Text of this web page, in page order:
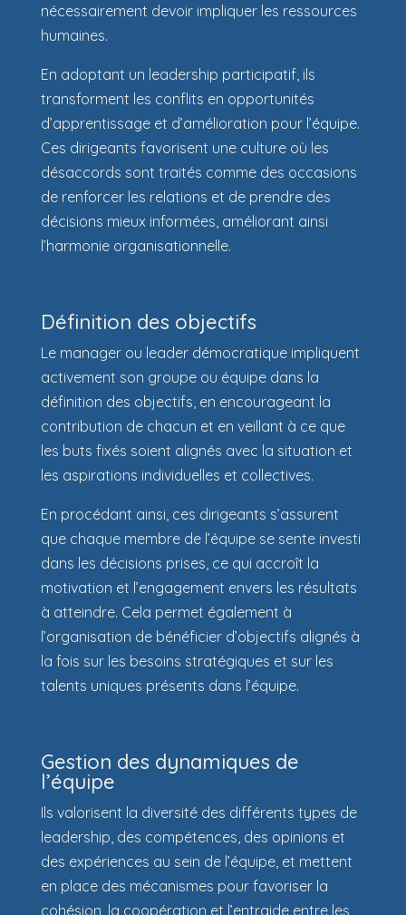
nécessairement devoir impliquer les ressources
humaines.
En adoptant un leadership participatif, ils
transforment les conflits en opportunités
d’apprentissage et d’amélioration pour l’équipe.
Ces dirigeants favorisent une culture où les
désaccords sont traités comme des occasions
de renforcer les relations et de prendre des
décisions mieux informées, améliorant ainsi
l’harmonie organisationnelle.
Définition des objectifs
Le manager ou leader démocratique impliquent
activement son groupe ou équipe dans la
définition des objectifs, en encourageant la
contribution de chacun et en veillant à ce que
les buts fixés soient alignés avec la situation et
les aspirations individuelles et collectives.
En procédant ainsi, ces dirigeants s’assurent
que chaque membre de l’équipe se sente investi
dans les décisions prises, ce qui accroît la
motivation et l’engagement envers les résultats
à atteindre. Cela permet également à
l’organisation de bénéficier d’objectifs alignés à
la fois sur les besoins stratégiques et sur les
talents uniques présents dans l’équipe.
Gestion des dynamiques de
l’équipe
Ils valorisent la diversité des différents types de
leadership, des compétences, des opinions et
des expériences au sein de l’équipe, et mettent
en place des mécanismes pour favoriser la
cohésion, la coopération et l’entraide entre les